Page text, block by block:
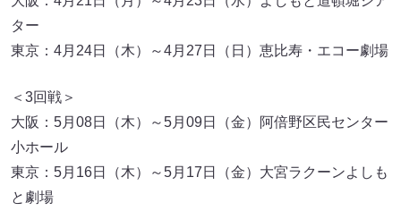
ター
東京：4月24日（木）～4月27日（日）恵比寿・エコー劇場
＜3回戦＞
大阪：5月08日（木）～5月09日（金）阿倍野区民センター
小ホール
東京：5月16日（木）～5月17日（金）大宮ラクーンよしも
と劇場